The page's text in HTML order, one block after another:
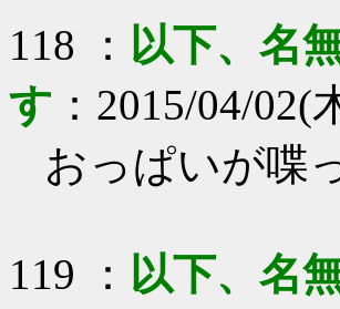
118 ： 以下、名
す ： 2015/04/02(
おっぱいが喋
119 ： 以下、名